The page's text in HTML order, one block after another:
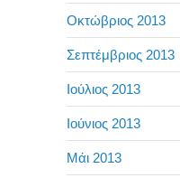
Οκτώβριος 2013
Σεπτέμβριος 2013
Ιούλιος 2013
Ιούνιος 2013
Μάι 2013